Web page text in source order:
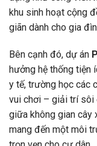
khu sinh hoạt cộng
giãn dành cho gia
Bên cạnh đó, dự án
hưởng hệ thống tiện
y tế, trường học các
vui chơi – giải trí sôi
giữa không gian cây
mang đến một môi